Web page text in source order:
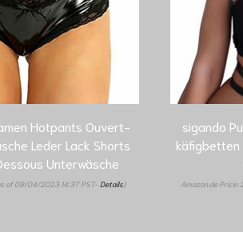
Hotpants Ouvert-
Leder Lack Shorts
Unterwäsche
of 09/04/2023 14:37 PST- Details)
sigando
käfigbetten
Amazon.de Price: